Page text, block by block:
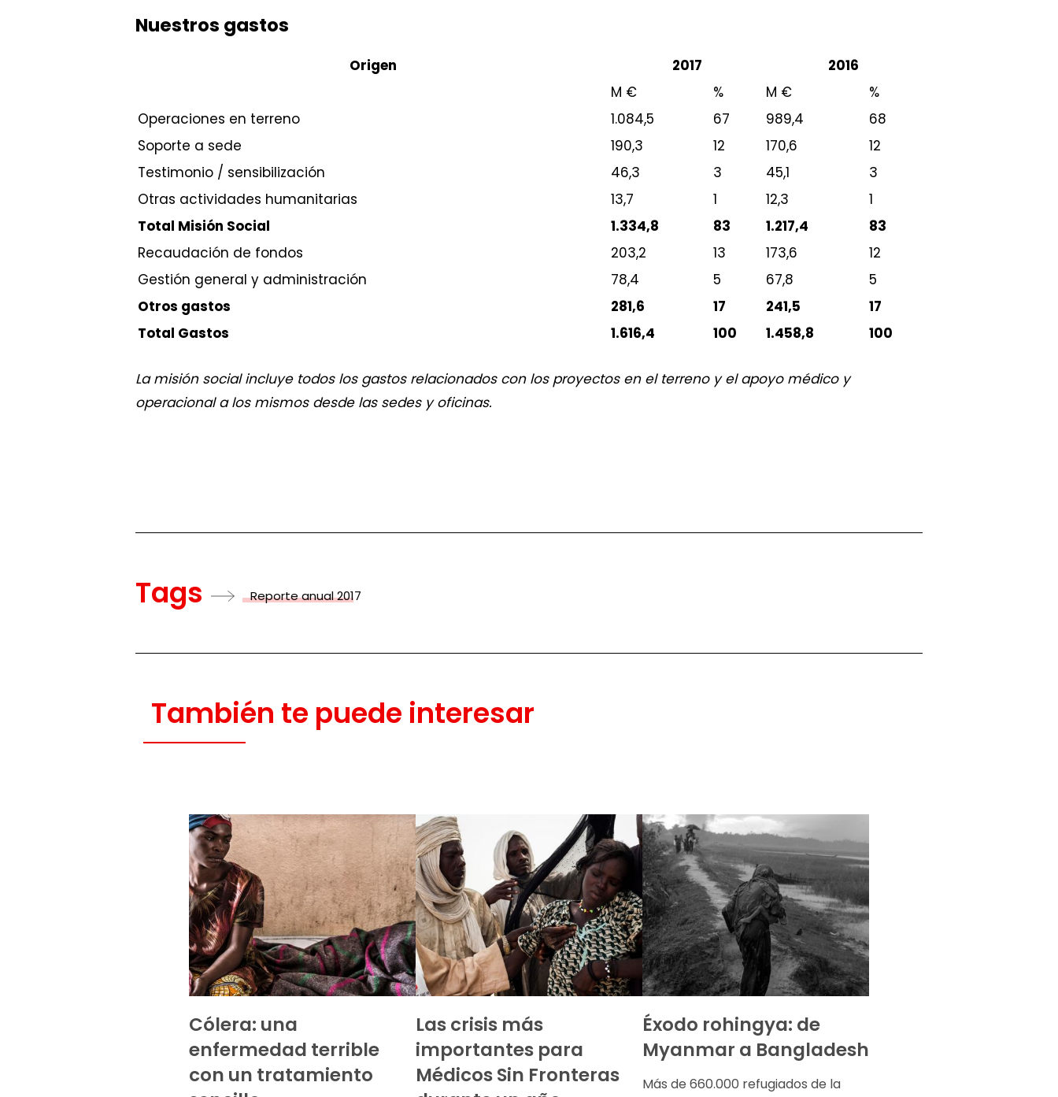
Nuestros gastos
Origen 2017
2016
M €
% M €
%
Operaciones en terreno
1.084,5 67 989,4
68
Soporte a sede
190,3 12 170,6
12
Testimonio / sensibilización
46,3 3 45,1
3
Otras actividades humanitarias
13,7 1 12,3
1
Total Misión Social
1.334,8 83 1.217,4
83
Recaudación de fondos
203,2 13 173,6
12
Gestión general y administración
78,4 5 67,8
5
Otros gastos
281,6 17 241,5
17
Total Gastos
1.616,4 100 1.458,8 100
La misión social incluye todos los gastos relacionados con los proyectos en el terreno y el apoyo médico y
operacional a los mismos desde las sedes y oficinas.
Tags Reporte anual 2017
También te puede interesar
Cólera: una
enfermedad terrible
con un tratamiento
Las crisis más
importantes para
Médicos Sin Fronteras
Éxodo rohingya: de
Myanmar a Bangladesh
Más de 660.000 refugiados de la